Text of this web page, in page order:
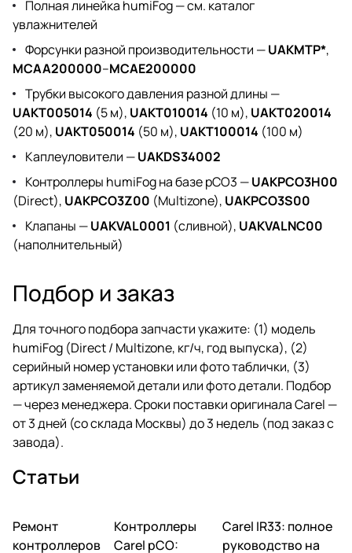
Полная линейка humiFog —см. каталог
увлажнителей
Форсунки разной производительности —UAKMTP*,
MCAA200000–MCAE200000
Трубки высокого давления разной длины —
UAKT005014 (5 м), UAKT010014 (10 м), UAKT020014
(20 м), UAKT050014 (50 м), UAKT100014 (100 м)
Каплеуловители —UAKDS34002
Контроллеры humiFog на базе pCO3 —UAKPCO3H00
(Direct), UAKPCO3Z00 (Multizone), UAKPCO3S00
Клапаны —UAKVAL0001 (сливной), UAKVALNC00
(наполнительный)
Подбор и заказ
Для точного подбора запчасти укажите: (1) модель
humiFog (Direct / Multizone, кг/ч, год выпуска), (2)
серийный номер установки или фото таблички, (3)
артикул заменяемой детали или фото детали. Подбор
— черезменеджера. Сроки поставки оригинала Carel —
от 3 дней (со склада Москвы) до 3 недель (под заказ с
завода).
Статьи
Автоматика и
контроллеры
Ремонт
контроллеров
Автоматика и
контроллеры
Контроллеры
Carel pCO:
Автоматика и
контроллеры
Carel IR33: полное
руководство на